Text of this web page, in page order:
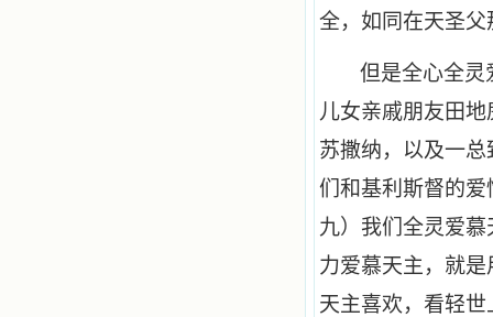
全，如同在天圣
但是全心全灵
儿女亲戚朋友田
苏撒纳，以及一
们和基利斯督的爱
九）我们全灵爱
力爱慕天主，就
天主喜欢，看轻